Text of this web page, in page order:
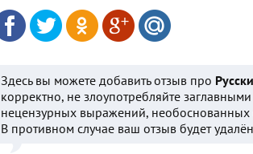
Здесь вы можете добавить отзыв про
корректно, не злоупотребляйте
нецензурных выражений, необоснованных
В противном случае ваш отзыв будет